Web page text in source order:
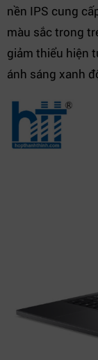
nền IPS cung
màu sắc trong
giảm thiểu hiện
ánh sáng xanh